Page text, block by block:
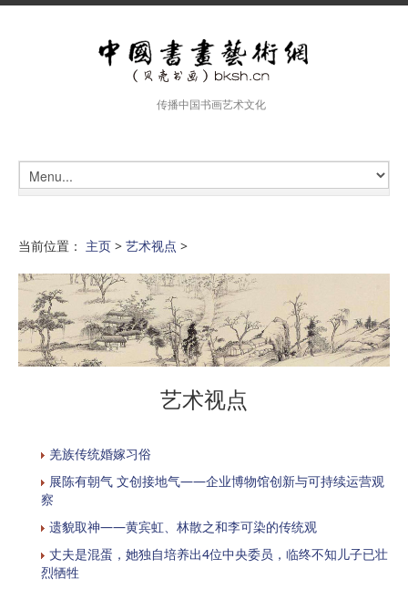
传播中国书画艺术文化
当前位置： 主页 > 艺术视点 >
艺术视点
羌族传统婚嫁习俗
展陈有朝气 文创接地气——企业博物馆创新与可持续运营观
察
遗貌取神——黄宾虹、林散之和李可染的传统观
丈夫是混蛋，她独自培养出4位中央委员，临终不知儿子已壮
烈牺牲